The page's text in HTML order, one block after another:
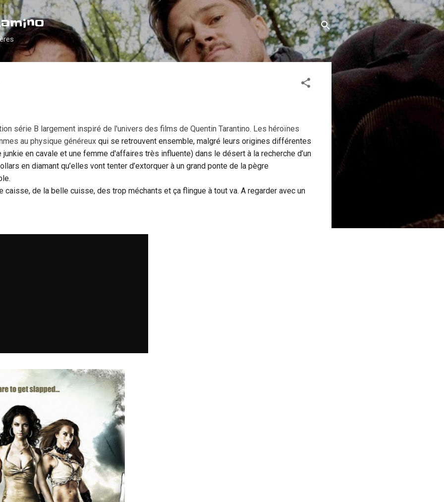
Accéder au contenu principal
série B largement inspiré de l'univers des films de Quentin Tarantino. Les héroïnes
au physique généreux qui se retrouvent ensemble, malgré leurs origines différentes
junkie en cavale et une femme d'affaires très influente) dans le désert à la recherche d’un
en diamant qu’elles vont tenter d’extorquer à un grand ponte de la pègre
caisse, de la belle cuisse, des trop méchants et ça flingue à tout va. A regarder avec un